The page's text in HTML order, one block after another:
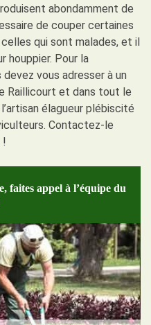
abondamment de
de couper certaines
qui sont malades, et il
houppier. Pour la
vous adresser à un
Raillicourt et dans tout le
élagueur plébiscité
Contactez-le
!
faites appel à l’équipe du